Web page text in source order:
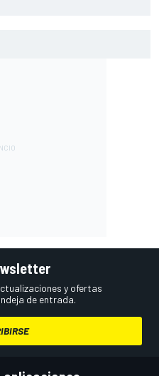
y ofertas
de entrada.